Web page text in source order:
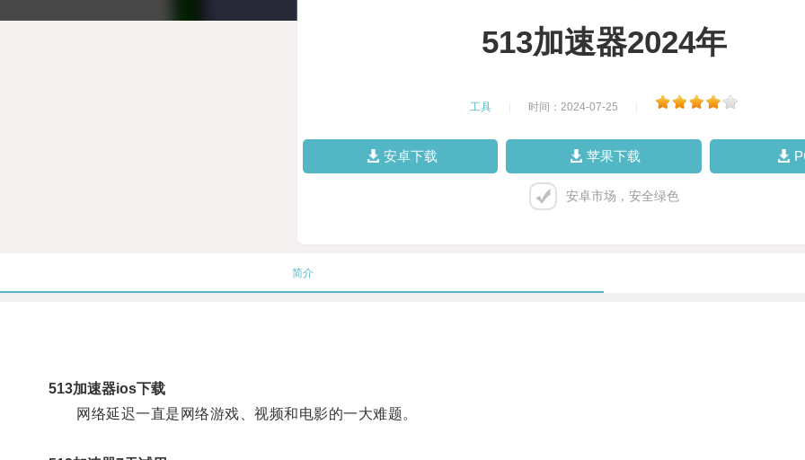
513加速器2024年
工具 时间：2024-07-25
安卓下载 苹果下载
安卓市场，安全绿色
简介
513加速器ios下载
网络延迟一直是网络游戏、视频和电影的一大难题。